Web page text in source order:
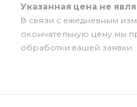
Указанная цена не
В связи с ежедневным
окончательную цену мы
обработки вашей заявки.